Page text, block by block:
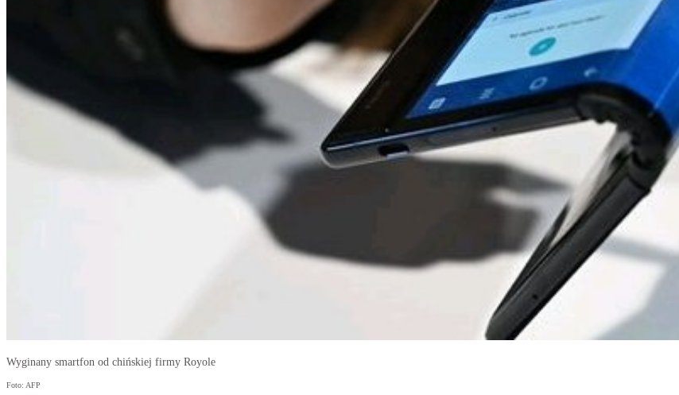
Wyginany smartfon od chińskiej firmy Royole
Foto: AFP